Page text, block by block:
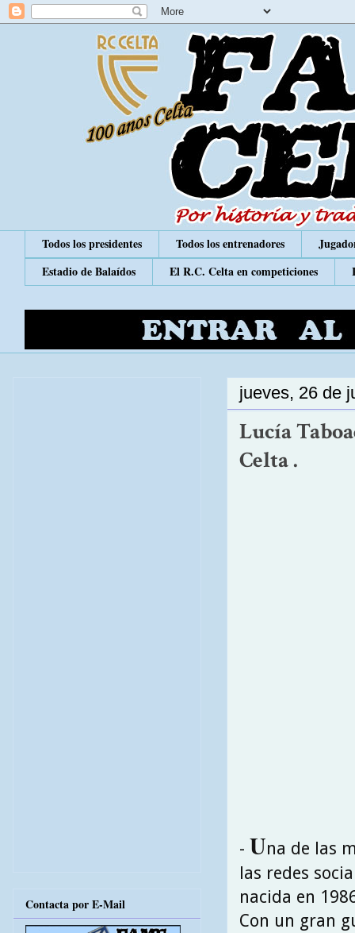
Todos los presidentes Todos los entrenadores
Estadio de Balaídos
El R.C. Celta en competiciones
jueves, 26 de
Lucía
Celta .
- Una de las
las redes
nacida en
Con un gran
Contacta por E-Mail